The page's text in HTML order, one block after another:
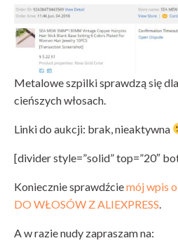
Metalowe szpilki sprawdzą się
cieńszych włosach.
Linki do aukcji: brak, nieaktywna
[divider style=”solid” top=”20″
Koniecznie sprawdźciemój wpis
DO WŁOSÓW Z ALIEXPRESS
A w razie nudy zapraszam na: